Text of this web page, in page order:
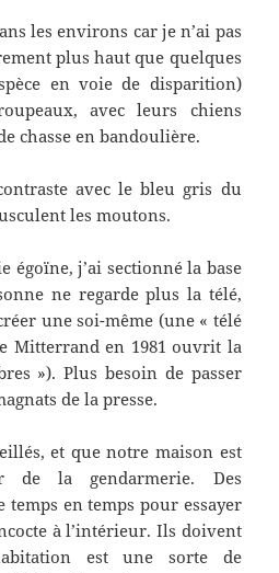
les environs car je n’ai pas
plus haut que quelques
en voie de disparition)
avec leurs chiens
chasse en bandoulière.
avec le bleu gris du
les moutons.
égoïne, j’ai sectionné la base
ne regarde plus la télé,
une soi-même (une « télé
Mitterrand en 1981 ouvrit la
»). Plus besoin de passer
de la presse.
et que notre maison est
de la gendarmerie. Des
temps en temps pour essayer
à l’intérieur. Ils doivent
est une sorte de